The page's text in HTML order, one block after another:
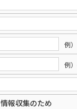
例
例
情報収集のため